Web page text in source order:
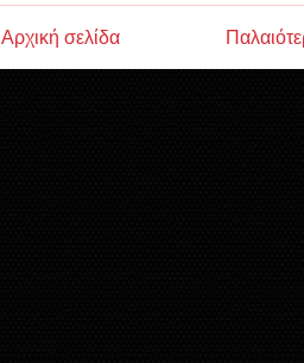
Αρχική σελίδα